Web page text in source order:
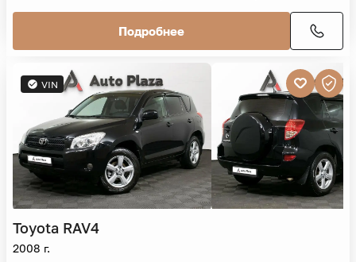
Подробнее
VIN
Toyota RAV4
2008 г.